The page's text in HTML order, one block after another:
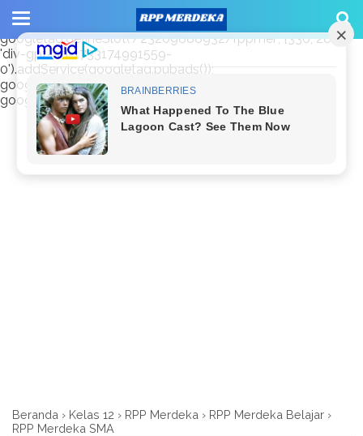
window.googletag = window.googletag || {cmd: []};
googletag.cmd.push(function() {
googletag.defineSlot('/23209888932/rppmer', [336, 280],
'div-gpt-ad-1733174991559-
0').addService(googletag.pubads());
googletag.pubads().enableSingleRequest();
googletag.enableServices(); });
Beranda › Kelas 12 › RPP Merdeka › RPP Merdeka Belajar ›
RPP Merdeka SMA